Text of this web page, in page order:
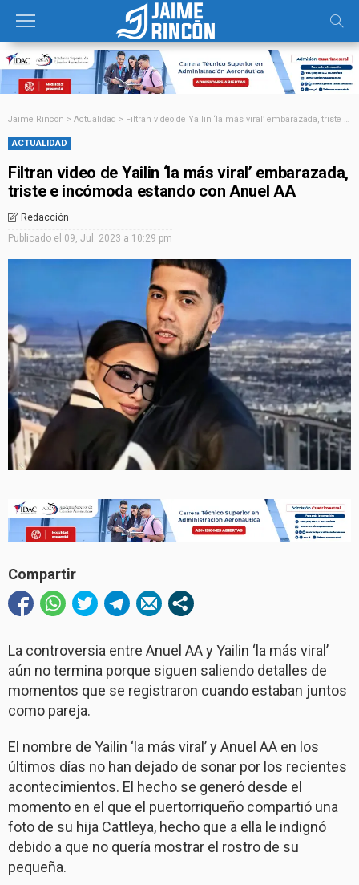
Jaime Rincon > Actualidad > Filtran video de Yailin ‘la más viral’ embarazada, triste e incómoda estando con Anuel AA
ACTUALIDAD
Filtran video de Yailin ‘la más viral’ embarazada,
triste e incómoda estando con Anuel AA
Redacción
Publicado el 09, Jul. 2023 a 10:29 pm
Compartir
La controversia entre Anuel AA y Yailin ‘la más viral’
aún no termina porque siguen saliendo detalles de
momentos que se registraron cuando estaban juntos
como pareja.
El nombre de Yailin ‘la más viral’ y Anuel AA en los
últimos días no han dejado de sonar por los recientes
acontecimientos. El hecho se generó desde el
momento en el que el puertorriqueño compartió una
foto de su hija Cattleya, hecho que a ella le indignó
debido a que no quería mostrar el rostro de su
pequeña.